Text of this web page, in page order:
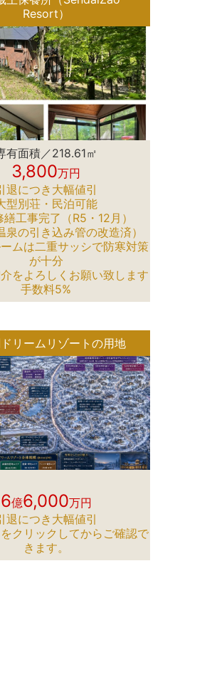
Resort）
有面積／218.61㎡
3,800万円
退につき大幅値引
型別荘・民泊可能
工事完了（R5・12月）
泉の引き込み管の改造済）
ムは二重サッシで防寒対策
が十分
をよろしくお願い致します
手数料5%
リームリゾートの用地
6億6,000万円
退につき大幅値引
クリックしてからご確認で
きます。